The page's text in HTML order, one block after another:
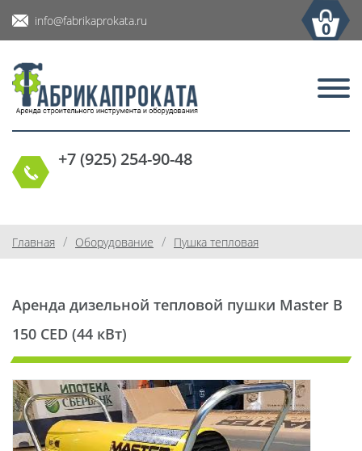
info@fabrikaprokata.ru 0
+7 (925) 254-90-48
Главная / Оборудование / Пушка тепловая
Аренда дизельной тепловой пушки Master B
150 CED (44 кВт)